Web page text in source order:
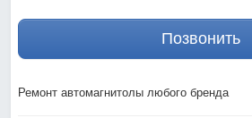
Позвонить
Ремонт автомагнитолы любого бренда